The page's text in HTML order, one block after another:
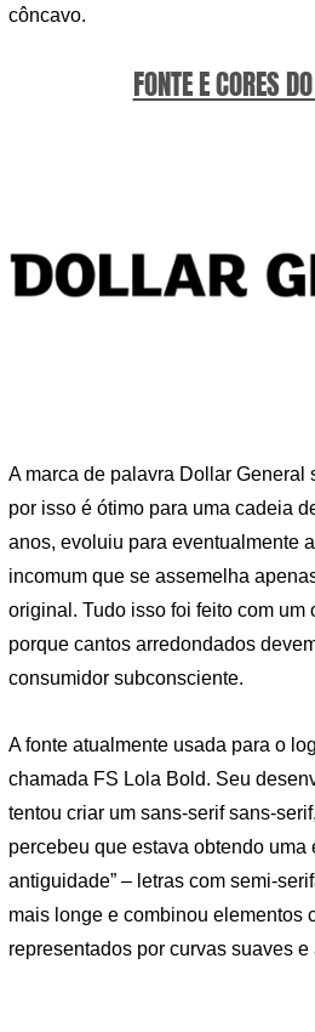
côncavo.
FONTE E CORES
A marca de palavra Dollar General
por isso é ótimo para uma cadeia
anos, evoluiu para eventualmente
incomum que se assemelha
original. Tudo isso foi feito com um
porque cantos arredondados
consumidor subconsciente.
A fonte atualmente usada para o
chamada FS Lola Bold. Seu
tentou criar um sans-serif sans-
percebeu que estava obtendo uma
antiguidade” – letras com semi-
mais longe e combinou elementos
representados por curvas suaves